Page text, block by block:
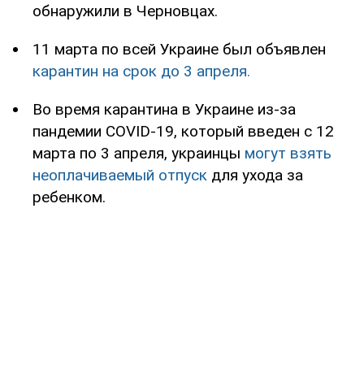
обнаружили в Черновцах.
11 марта по всей Украине был объявлен
карантин на срок до 3 апреля.
Во время карантина в Украине из-за
пандемии COVID-19, который введен с 12
марта по 3 апреля, украинцы могут взять
неоплачиваемый отпуск для ухода за
ребенком.